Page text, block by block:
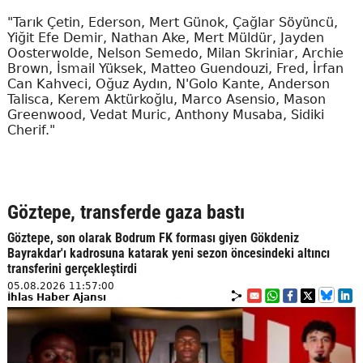
"Tarık Çetin, Ederson, Mert Günok, Çağlar Söyüncü,
Yiğit Efe Demir, Nathan Ake, Mert Müldür, Jayden
Oosterwolde, Nelson Semedo, Milan Skriniar, Archie
Brown, İsmail Yüksek, Matteo Guendouzi, Fred, İrfan
Can Kahveci, Oğuz Aydın, N'Golo Kante, Anderson
Talisca, Kerem Aktürkoğlu, Marco Asensio, Mason
Greenwood, Vedat Muric, Anthony Musaba, Sidiki
Cherif."
Göztepe, transferde gaza bastı
Göztepe, son olarak Bodrum FK forması giyen Gökdeniz
Bayrakdar'ı kadrosuna katarak yeni sezon öncesindeki altıncı
transferini gerçekleştirdi
05.08.2026 11:57:00
İhlas Haber Ajansı